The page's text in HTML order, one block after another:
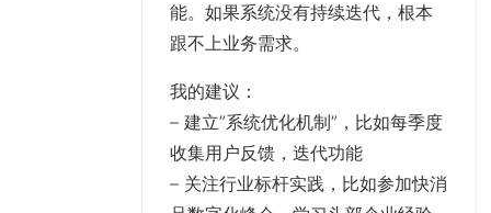
能。如果系统没有持续迭代，根本
跟不上业务需求。
我的建议 ：
– 建立”系统优化机制”，比如每季度
收集用户反馈，迭代功能
– 关注行业标杆实践，比如参加快消